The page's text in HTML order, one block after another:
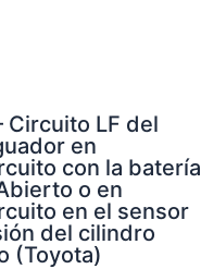
Circuito LF del
en
con la batería
o en
en el sensor
del cilindro
(Toyota)